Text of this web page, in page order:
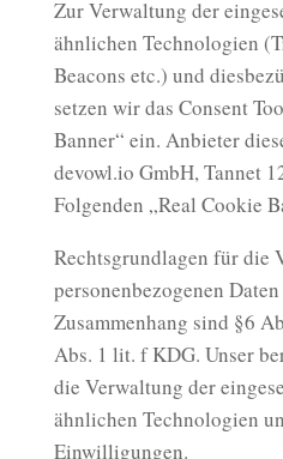
Zur Verwaltung der
ähnlichen Technologien
Beacons etc.) und
setzen wir das Consent
Banner“ ein. Anbieter
devowl.io GmbH, Tannet
Folgenden „Real Cookie
Rechtsgrundlagen für die
personenbezogenen
Zusammenhang sind §6
Abs. 1 lit. f KDG. Unser
die Verwaltung der
ähnlichen Technologien
Einwilligungen.